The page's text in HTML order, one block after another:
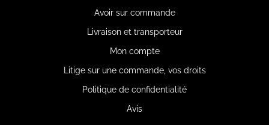
Avoir sur commande
Livraison et transporteur
Mon compte
Litige sur une commande, vos droits
Politique de confidentialité
Avis